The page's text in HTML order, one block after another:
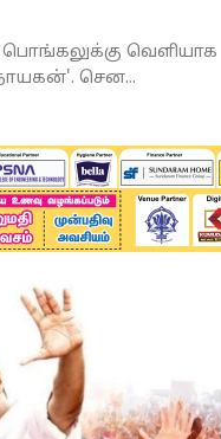
பொங்கலுக்கு வெளியாக
சென...